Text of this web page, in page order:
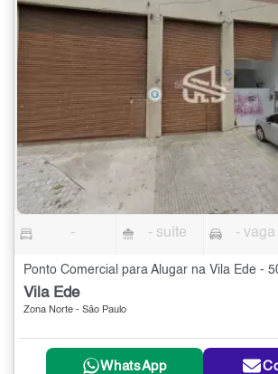
- - suíte - vaga
Ponto Comercial para Alugar na Vila Ede -
Vila Ede
Zona Norte - São Paulo
WhatsApp